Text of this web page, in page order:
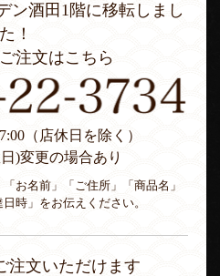
ン酒田1階に移転しまし
た！
注文はこちら
（店休日を除く）
)変更の場合あり
お名前」「ご住所」「商品名」
時」をお伝えください。
注文いただけます